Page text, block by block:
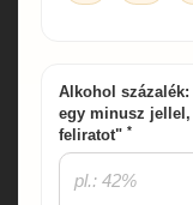
Alkohol
egy minusz
feliratot" *